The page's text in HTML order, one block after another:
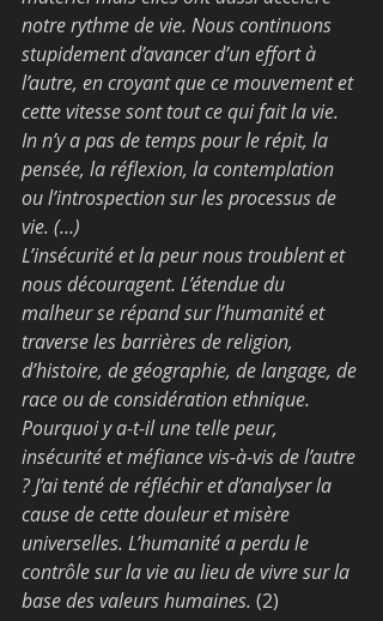
notre rythme de vie. Nous continuons
stupidement d’avancer d’un effort à
l’autre, en croyant que ce mouvement et
cette vitesse sont tout ce qui fait la vie.
In n’y a pas de temps pour le répit, la
pensée, la réflexion, la contemplation
ou l’introspection sur les processus de
vie. (…)
L’insécurité et la peur nous troublent et
nous découragent. L’étendue du
malheur se répand sur l’humanité et
traverse les barrières de religion,
d’histoire, de géographie, de langage, de
race ou de considération ethnique.
Pourquoi y a-t-il une telle peur,
insécurité et méfiance vis-à-vis de l’autre
? J’ai tenté de réfléchir et d’analyser la
cause de cette douleur et misère
universelles. L’humanité a perdu le
contrôle sur la vie au lieu de vivre sur la
base des valeurs humaines. (2)